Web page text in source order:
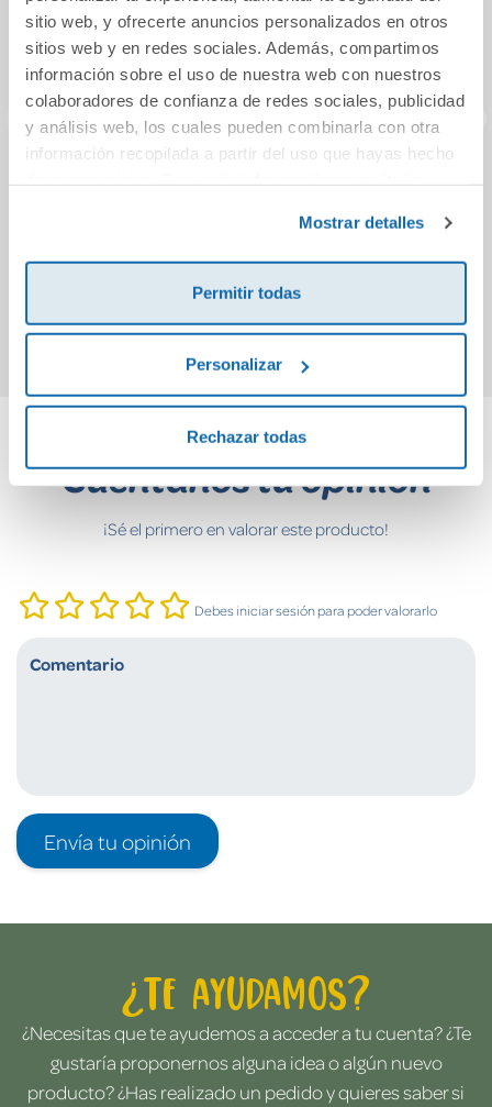
sitio web, y ofrecerte anuncios personalizados en otros
sitios web y en redes sociales. Además, compartimos
información sobre el uso de nuestra web con nuestros
colaboradores de confianza de redes sociales, publicidad
y análisis web, los cuales pueden combinarla con otra
información recopilada a partir del uso que hayas hecho
Mostrar detalles
Permitir todas
Personalizar
Rechazar todas
Un viaje por las
16,90€
Legendario
27,90€
El
Cuéntanos tu opinión
¡Sé el primero en valorar este producto!
Debes iniciar sesión para poder valorarlo
Envía tu opinión
¿Te ayudamos?
¿Necesitas que te ayudemos a acceder a tu cuenta? ¿Te
gustaría proponernos alguna idea o algún nuevo
producto? ¿Has realizado un pedido y quieres saber si